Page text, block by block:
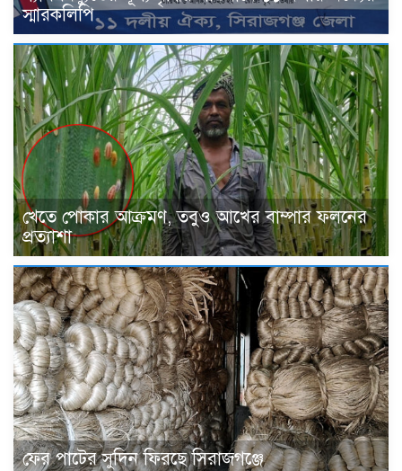
স্মারকলিপি
খেতে পোকার আক্রমণ, তবুও আখের বাম্পার ফলনের
প্রত্যাশা
ফের পাটের সুদিন ফিরছে সিরাজগঞ্জে